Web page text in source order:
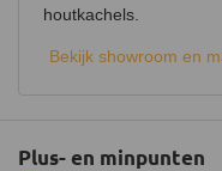
Plus- en minpunten
houtkachels.
Bekijk showroom en
Aansluiting
Gemiddelde CO emissie